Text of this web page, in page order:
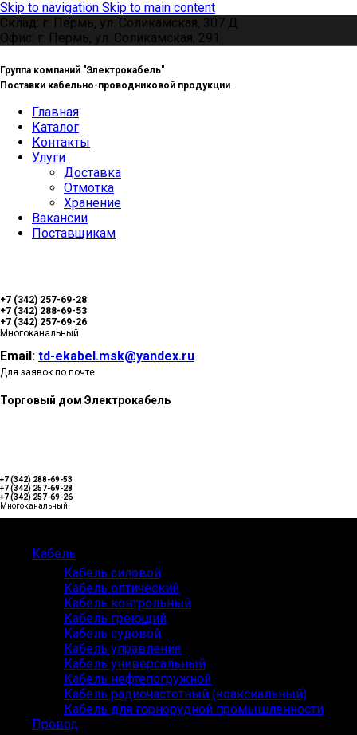
Skip to navigation Skip to main content
Склад: г. Пермь, ул. Соликамская, 307 Д
Офис: г. Пермь, ул. Соликамская, 291
Группа компаний "Электрокабель"
Поставки кабельно-проводниковой продукции
Главная
Каталог
Контакты
Улуги
Доставка
Отмотка
Хранение
Вакансии
Поставщикам
+7 (342) 257-69-28
+7 (342) 288-69-53
+7 (342) 257-69-26
Многоканальный
Email: td-ekabel.msk@yandex.ru
Для заявок по почте
Торговый дом Электрокабель
+7 (342) 288-69-53
+7 (342) 257-69-28
+7 (342) 257-69-26
Многоканальный
Кабель
Кабель силовой
Кабель оптический
Кабель контрольный
Кабель греющий
Кабель судовой
Кабель управления
Кабель универсальный
Кабель нефтепогружной
Кабель радиочастотный (коаксиальный)
Кабель для горнорудной промышленности
Провод